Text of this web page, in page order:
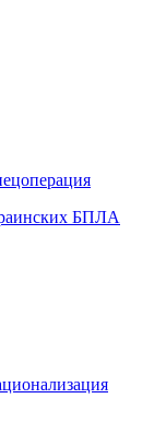
БПЛА